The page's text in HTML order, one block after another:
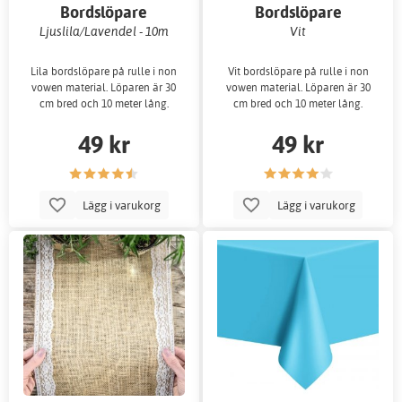
Bordslöpare
Ljuslila/Lavendel - 10m
Lila bordslöpare på rulle i non
vowen material. Löparen är 30
cm bred och 10 meter lång.
49 kr
Lägg i varukorg
Bordslöpare
Vit
Vit bordslöpare på rulle i non
vowen material. Löparen är 30
cm bred och 10 meter lång.
49 kr
Lägg i varukorg